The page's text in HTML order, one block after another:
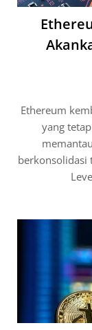
Ethereum
yang
berkonsolidasi